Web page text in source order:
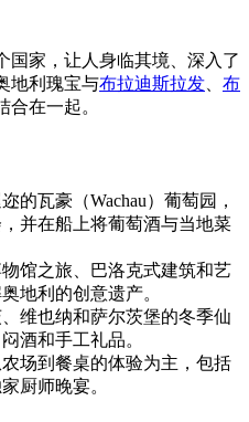
国家，让人身临其境、深入了
地利瑰宝与布拉迪斯拉发
布
合在一起。
的瓦豪（Wachau）葡萄园，
并在船上将葡萄酒与当地菜
馆之旅、巴洛克式建筑和艺
地利的创意遗产。
维也纳和萨尔茨堡的冬季仙
酒和手工礼品。
场到餐桌的体验为主，包括
厨师晚宴。